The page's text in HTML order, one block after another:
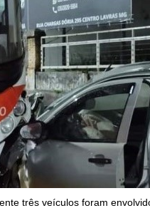
três veículos foram